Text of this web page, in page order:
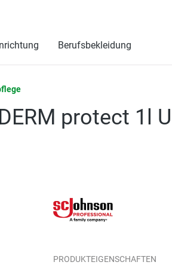
Berufsbekleidung
protect 1l
PRODUKTEIGENSCHAFTEN